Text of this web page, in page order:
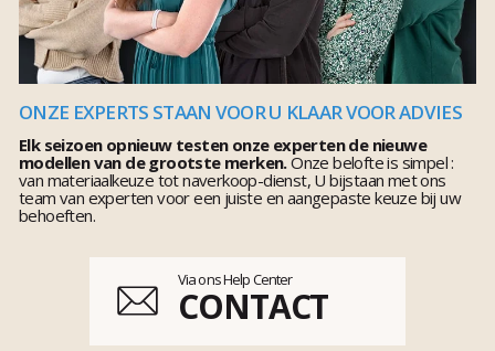
ONZE EXPERTS STAAN VOOR U KLAAR VOOR ADVIES
Elk seizoen opnieuw testen onze experten de nieuwe
modellen van de grootste merken.Onze belofte is simpel :
van materiaalkeuze tot naverkoop-dienst, U bijstaan met ons
team van experten voor een juiste en aangepaste keuze bij uw
behoeften.
Via ons Help Center
CONTACT